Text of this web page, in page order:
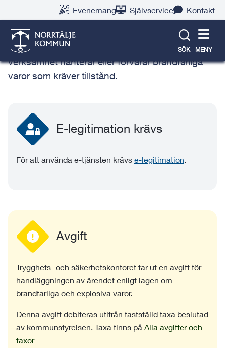
Evenemang Självservice Kontakt
SÖK MENY
Brandfarlig vara
Denna självservice är till för dig som i din
verksamhet hanterar eller förvarar brandfarliga
varor som kräver tillstånd.
E-legitimation krävs
För att använda e-tjänsten krävs e-legitimation.
Avgift
Trygghets- och säkerhetskontoret tar ut en avgift för
handläggningen av ärendet enligt lagen om
brandfarliga och explosiva varor.
Denna avgift debiteras utifrån fastställd taxa beslutad
av kommunstyrelsen. Taxa finns på Alla avgifter och
taxor